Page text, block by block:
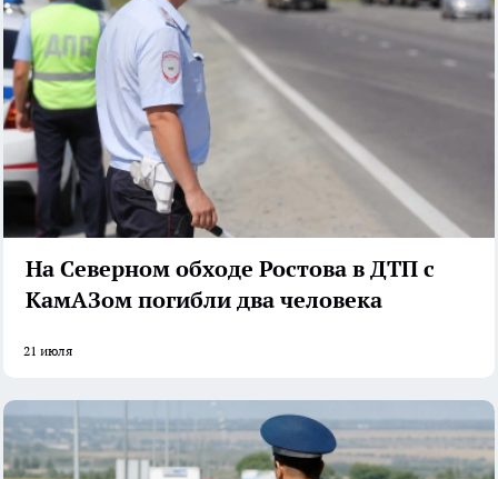
На Северном обходе Ростова в ДТП с
КамАЗом погибли два человека
21 июля